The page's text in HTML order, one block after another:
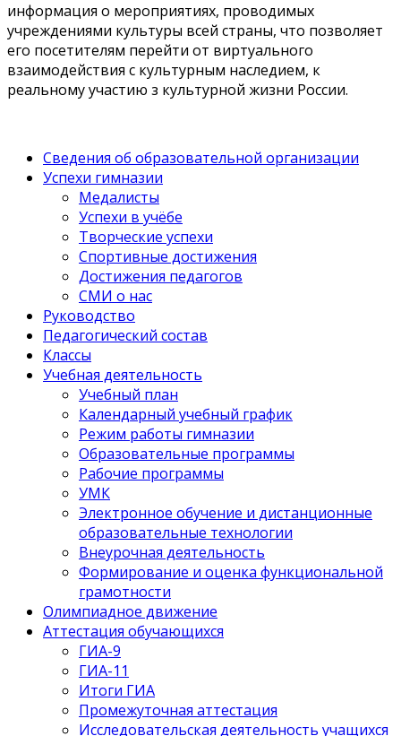
информация о мероприятиях, проводимых
учреждениями культуры всей страны, что позволяет
его посетителям перейти от виртуального
взаимодействия с культурным наследием, к
реальному участию з культурной жизни России.
Сведения об образовательной организации
Успехи гимназии
Медалисты
Успехи в учёбе
Творческие успехи
Спортивные достижения
Достижения педагогов
СМИ о нас
Руководство
Педагогический состав
Классы
Учебная деятельность
Учебный план
Календарный учебный график
Режим работы гимназии
Образовательные программы
Рабочие программы
УМК
Электронное обучение и дистанционные
образовательные технологии
Внеурочная деятельность
Формирование и оценка функциональной
грамотности
Олимпиадное движение
Аттестация обучающихся
ГИА-9
ГИА-11
Итоги ГИА
Промежуточная аттестация
Исследовательская деятельность учащихся